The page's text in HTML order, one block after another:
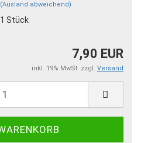
(Ausland abweichend)
1 Stück
7,90 EUR
inkl. 19% MwSt. zzgl. Versand